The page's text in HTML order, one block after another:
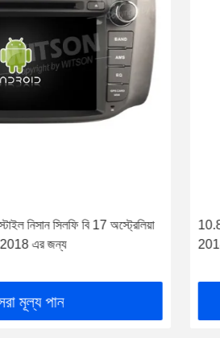
নিসান সিলফি বি 17 অস্ট্রেলিয়া
2018 এর জন্য
মূল্য পান